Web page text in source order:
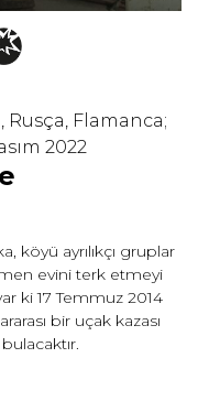
Rusça, Flamanca;
2022
köyü ayrılıkçı gruplar
evini terk etmeyi
ki 17 Temmuz 2014
bir uçak kazası